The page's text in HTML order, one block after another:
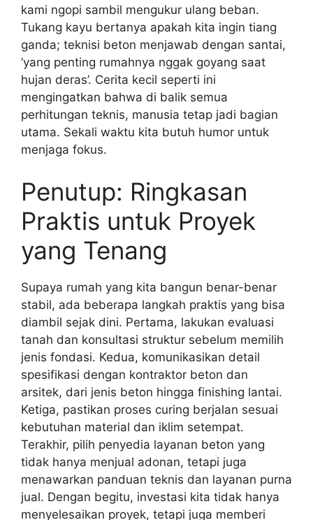
kami ngopi sambil mengukur ulang beban.
Tukang kayu bertanya apakah kita ingin tiang
ganda; teknisi beton menjawab dengan santai,
‘yang penting rumahnya nggak goyang saat
hujan deras’. Cerita kecil seperti ini
mengingatkan bahwa di balik semua
perhitungan teknis, manusia tetap jadi bagian
utama. Sekali waktu kita butuh humor untuk
menjaga fokus.
Penutup: Ringkasan
Praktis untuk Proyek
yang Tenang
Supaya rumah yang kita bangun benar-benar
stabil, ada beberapa langkah praktis yang bisa
diambil sejak dini. Pertama, lakukan evaluasi
tanah dan konsultasi struktur sebelum memilih
jenis fondasi. Kedua, komunikasikan detail
spesifikasi dengan kontraktor beton dan
arsitek, dari jenis beton hingga finishing lantai.
Ketiga, pastikan proses curing berjalan sesuai
kebutuhan material dan iklim setempat.
Terakhir, pilih penyedia layanan beton yang
tidak hanya menjual adonan, tetapi juga
menawarkan panduan teknis dan layanan purna
jual. Dengan begitu, investasi kita tidak hanya
menyelesaikan proyek, tetapi juga memberi